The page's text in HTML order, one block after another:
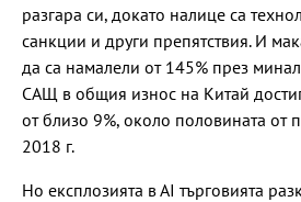
разгара си, докато налице са
санкции и други препятствия. И
да са намалели от 145% през
САЩ в общия износ на Китай
от близо 9%, около половината от
2018 г.
Но експлозията в АІ търговията